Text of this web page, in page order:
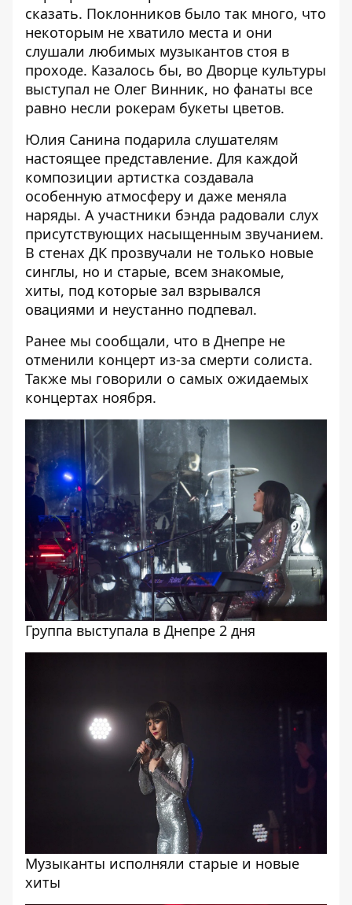
сказать. Поклонников было так много, что
некоторым не хватило места и они
слушали любимых музыкантов стоя в
проходе. Казалось бы, во Дворце культуры
выступал не Олег Винник, но фанаты все
равно несли рокерам букеты цветов.
Юлия Санина подарила слушателям
настоящее представление. Для каждой
композиции артистка создавала
особенную атмосферу и даже меняла
наряды. А участники бэнда радовали слух
присутствующих насыщенным звучанием.
В стенах ДК прозвучали не только новые
синглы, но и старые, всем знакомые,
хиты, под которые зал взрывался
овациями и неустанно подпевал.
Ранее мы сообщали, что в Днепре не
отменили концерт из-за смерти солиста.
Также мы говорили о самых ожидаемых
концертах ноября.
Группа выступала в Днепре 2 дня
Музыканты исполняли старые и новые
хиты